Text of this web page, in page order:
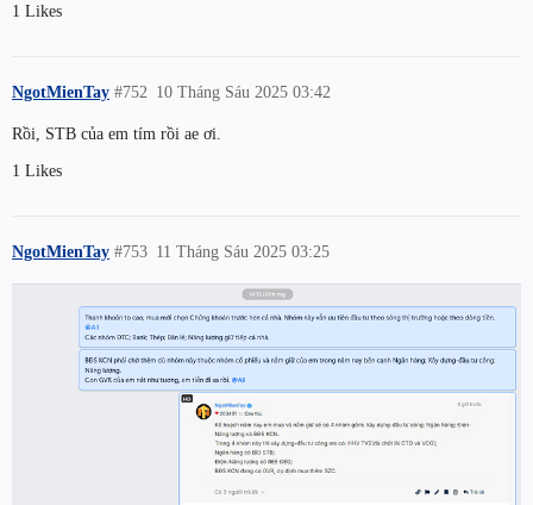
1 Likes
NgotMienTay 10 Tháng Sáu 2025 03:42
#752
Rồi, STB của em tím rồi ae ơi.
1 Likes
NgotMienTay 11 Tháng Sáu 2025 03:25
#753